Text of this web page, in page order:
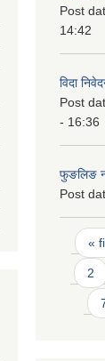
Post
14:42
विदा
Post
- 16:36
फुङलिङ
Post
«
2